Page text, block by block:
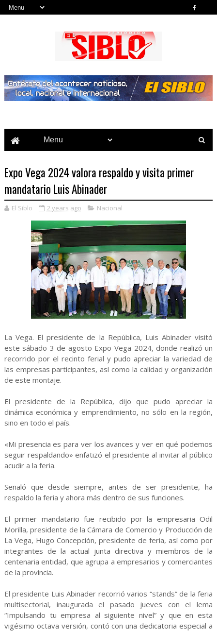
Expo Vega 2024 valora respaldo y visita primer
mandatario Luis Abinader
El Siblo 2 years ago Nacional
La Vega. El presidente de la República, Luis Abinader visitó
este sábado 3 de agosto Expo Vega 2024, donde realizó un
recorrido por el recinto ferial y pudo apreciar la variedad de
las empresas participantes, así como la calidad y organización
de este montaje.
El presidente de la República, dijo que pudo apreciar la
dinámica económica y emprendimiento, no sólo en la región,
sino en todo el país.
«Mi presencia es para ver los avances y ver en qué podemos
seguir respaldando» enfatizó el presidente al invitar al público
acudir a la feria.
Señaló que desde siempre, antes de ser presidente, ha
respaldo la feria y ahora más dentro de sus funciones.
El primer mandatario fue recibido por la empresaria Odil
Morilla, presidente de la Cámara de Comercio y Producción de
La Vega, Hugo Concepción, presidente de feria, así como por
integrantes de la actual junta directiva y miembros de la
centenaria entidad, que agrupa a empresarios y comerciantes
de la provincia.
El presidente Luis Abinader recorrió varios “stands” de la feria
multisectorial, inaugurada el pasado jueves con el lema
“Impulsando tu empresa al siguiente nivel” y que en esta
vigésimo octava versión, contó con una dedicatoria especial a